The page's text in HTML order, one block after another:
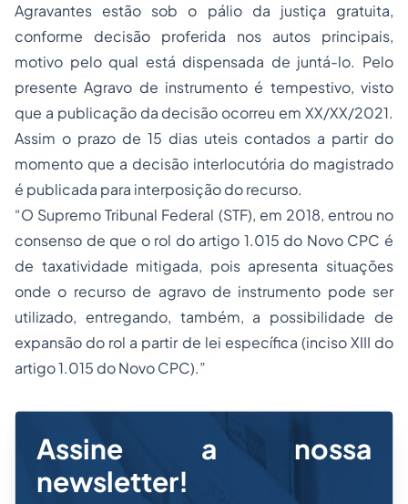
Agravantes estão sob o pálio da justiça gratuita,
conforme decisão proferida nos autos principais,
motivo pelo qual está dispensada de juntá-lo. Pelo
presente Agravo de instrumento é tempestivo, visto
que a publicação da decisão ocorreu em XX/XX/2021.
Assim o prazo de 15 dias uteis contados a partir do
momento que a decisão interlocutória do magistrado
é publicada para interposição do recurso.
“O Supremo Tribunal Federal (STF), em 2018, entrou no
consenso de que o rol do artigo 1.015 do Novo CPC é
de taxatividade mitigada, pois apresenta situações
onde o recurso de agravo de instrumento pode ser
utilizado, entregando, também, a possibilidade de
expansão do rol a partir de lei específica (inciso XIII do
artigo 1.015 do Novo CPC).”
Assine a nossa
newsletter!